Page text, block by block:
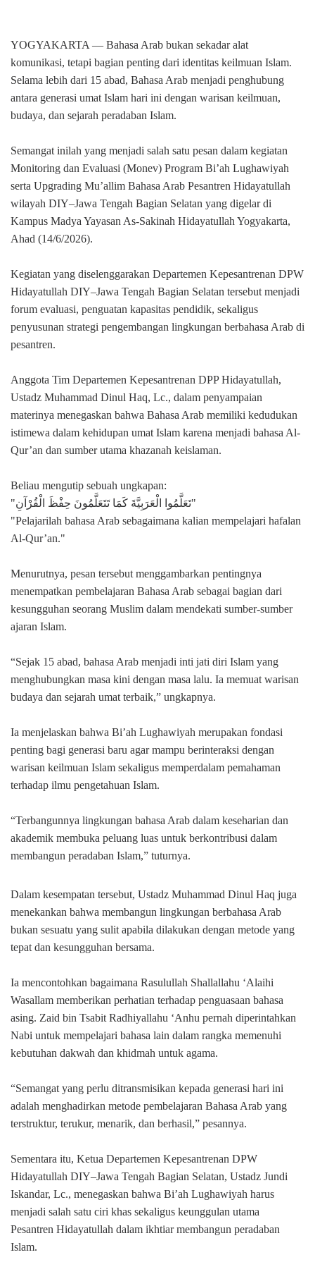
YOGYAKARTA — Bahasa Arab bukan sekadar alat
komunikasi, tetapi bagian penting dari identitas keilmuan Islam.
Selama lebih dari 15 abad, Bahasa Arab menjadi penghubung
antara generasi umat Islam hari ini dengan warisan keilmuan,
budaya, dan sejarah peradaban Islam.
Semangat inilah yang menjadi salah satu pesan dalam kegiatan
Monitoring dan Evaluasi (Monev) Program Bi’ah Lughawiyah
serta Upgrading Mu’allim Bahasa Arab Pesantren Hidayatullah
wilayah DIY–Jawa Tengah Bagian Selatan yang digelar di
Kampus Madya Yayasan As-Sakinah Hidayatullah Yogyakarta,
Ahad (14/6/2026).
Kegiatan yang diselenggarakan Departemen Kepesantrenan DPW
Hidayatullah DIY–Jawa Tengah Bagian Selatan tersebut menjadi
forum evaluasi, penguatan kapasitas pendidik, sekaligus
penyusunan strategi pengembangan lingkungan berbahasa Arab di
pesantren.
Anggota Tim Departemen Kepesantrenan DPP Hidayatullah,
Ustadz Muhammad Dinul Haq, Lc., dalam penyampaian
materinya menegaskan bahwa Bahasa Arab memiliki kedudukan
istimewa dalam kehidupan umat Islam karena menjadi bahasa Al-
Qur’an dan sumber utama khazanah keislaman.
Beliau mengutip sebuah ungkapan:
"تَعَلَّمُوا الْعَرَبِيَّةَ كَمَا تَتَعَلَّمُونَ حِفْظَ الْقُرْآنِ"
"Pelajarilah bahasa Arab sebagaimana kalian mempelajari hafalan
Al-Qur’an."
Menurutnya, pesan tersebut menggambarkan pentingnya
menempatkan pembelajaran Bahasa Arab sebagai bagian dari
kesungguhan seorang Muslim dalam mendekati sumber-sumber
ajaran Islam.
“Sejak 15 abad, bahasa Arab menjadi inti jati diri Islam yang
menghubungkan masa kini dengan masa lalu. Ia memuat warisan
budaya dan sejarah umat terbaik,” ungkapnya.
Ia menjelaskan bahwa Bi’ah Lughawiyah merupakan fondasi
penting bagi generasi baru agar mampu berinteraksi dengan
warisan keilmuan Islam sekaligus memperdalam pemahaman
terhadap ilmu pengetahuan Islam.
“Terbangunnya lingkungan bahasa Arab dalam keseharian dan
akademik membuka peluang luas untuk berkontribusi dalam
membangun peradaban Islam,” tuturnya.
Dalam kesempatan tersebut, Ustadz Muhammad Dinul Haq juga
menekankan bahwa membangun lingkungan berbahasa Arab
bukan sesuatu yang sulit apabila dilakukan dengan metode yang
tepat dan kesungguhan bersama.
Ia mencontohkan bagaimana Rasulullah Shallallahu ‘Alaihi
Wasallam memberikan perhatian terhadap penguasaan bahasa
asing. Zaid bin Tsabit Radhiyallahu ‘Anhu pernah diperintahkan
Nabi untuk mempelajari bahasa lain dalam rangka memenuhi
kebutuhan dakwah dan khidmah untuk agama.
“Semangat yang perlu ditransmisikan kepada generasi hari ini
adalah menghadirkan metode pembelajaran Bahasa Arab yang
terstruktur, terukur, menarik, dan berhasil,” pesannya.
Sementara itu, Ketua Departemen Kepesantrenan DPW
Hidayatullah DIY–Jawa Tengah Bagian Selatan, Ustadz Jundi
Iskandar, Lc., menegaskan bahwa Bi’ah Lughawiyah harus
menjadi salah satu ciri khas sekaligus keunggulan utama
Pesantren Hidayatullah dalam ikhtiar membangun peradaban
Islam.